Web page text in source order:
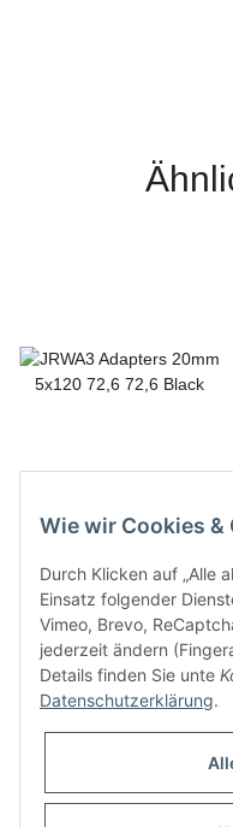
81,00 €*
Wie wir Cookies &
Durch Klicken auf „Alle
Einsatz folgender
Vimeo, Brevo,
jederzeit ändern
Details finden Sie unte
Datenschutzerklärung.